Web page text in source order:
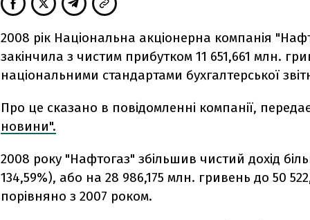
2008 рік Національна акціонерна компанія
закінчила з чистим прибутком 11 651,661 млн.
національними стандартами бухгалтерської
Про це сказано в повідомленні компанії,
новини".
2008 року "Нафтогаз" збільшив чистий дохід
134,59%), або на 28 986,175 млн. гривень до 50
порівняно з 2007 роком.